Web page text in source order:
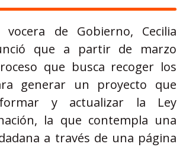
de Gobierno, Cecilia
que a partir de marzo
que busca recoger los
generar un proyecto que
y actualizar la Ley
la que contempla una
a través de una página